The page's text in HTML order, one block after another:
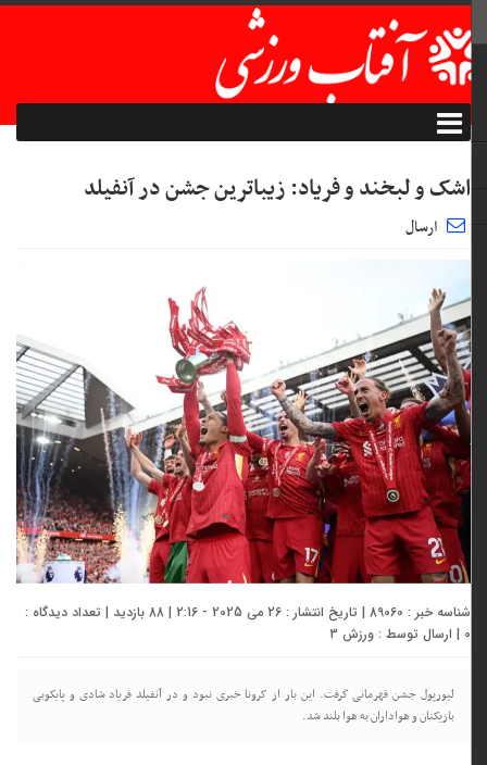
اشک و لبخند و فریاد: زیباترین جشن در آنفیلد
ارسال
شناسه خبر : 89060 | تاریخ انتشار : 26 می 2025 - 2:16 | 88 بازدید | تعداد دیدگاه :
| ارسال توسط :ورزش 3
لیورپول جشن قهرمانی گرفت. این بار از کرونا خبری نبود و در آنفیلد ‏فریاد شادی و پایکوبی
بازیکنان و هواداران به هوا بلند شد. ‏